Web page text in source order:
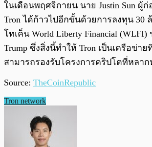
ในเดือนพฤศจิกายน นาย Justin Sun ผู้ก่
Tron ได้ก้าวไปอีกขั้นด้วยการลงทุน 30
โทเค็น World Liberty Financial (WLFI)
Trump ซึ่งสิ่งนี้ทำให้ Tron เป็นเครือข่า
สามารถรองรับโครงการคริปโตที่หลาก
Source: TheCoinRepublic
Tron network